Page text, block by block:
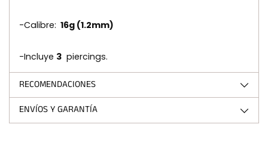
-Calibre: 16g (1.2mm)
-Incluye 3 piercings.
RECOMENDACIONES
ENVÍOS Y GARANTÍA